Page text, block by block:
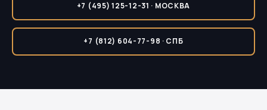
+7 (495) 125-12-31 · МОСКВА
+7 (812) 604-77-98 · СПБ